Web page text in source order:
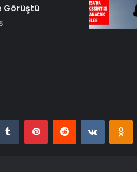
Görüştü
Tumblr PinterestReddit